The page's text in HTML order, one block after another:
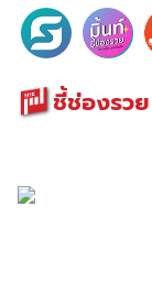
ชี้ช่องรว
Search
for: